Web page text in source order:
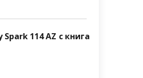
114 AZ с книга